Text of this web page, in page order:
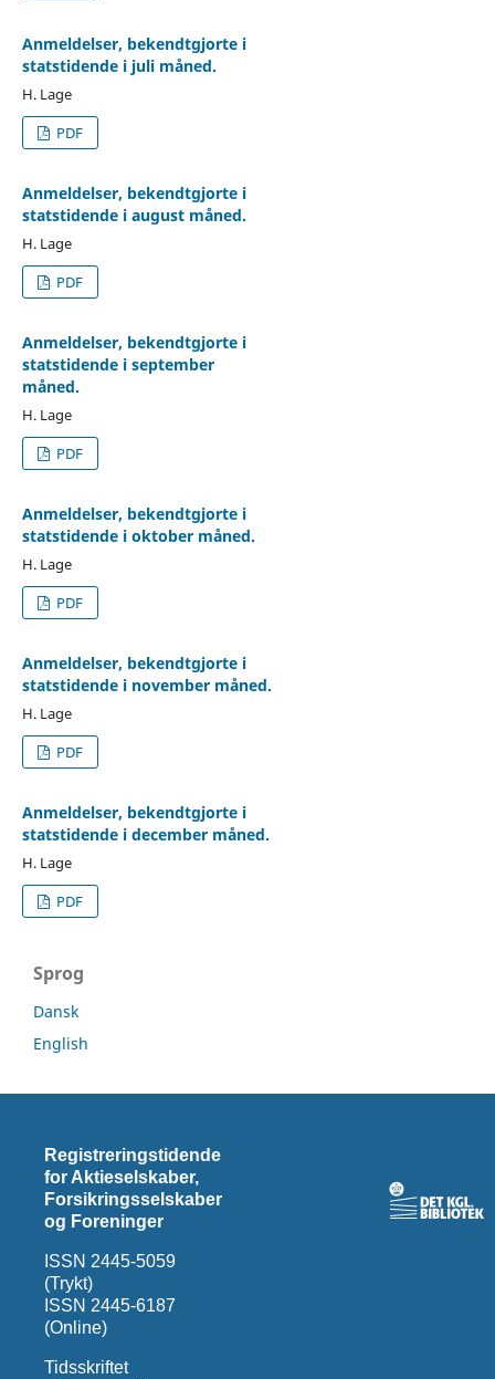
Anmeldelser, bekendtgjorte i
statstidende i juli måned.
H. Lage
PDF
Anmeldelser, bekendtgjorte i
statstidende i august måned.
H. Lage
PDF
Anmeldelser, bekendtgjorte i
statstidende i september
måned.
H. Lage
PDF
Anmeldelser, bekendtgjorte i
statstidende i oktober måned.
H. Lage
PDF
Anmeldelser, bekendtgjorte i
statstidende i november måned.
H. Lage
PDF
Anmeldelser, bekendtgjorte i
statstidende i december måned.
H. Lage
PDF
Sprog
Dansk
English
Registreringstidende
for Aktieselskaber,
Forsikringsselskaber
og Foreninger
ISSN 2445-5059
(Trykt)
ISSN 2445-6187
(Online)
Tidsskriftet